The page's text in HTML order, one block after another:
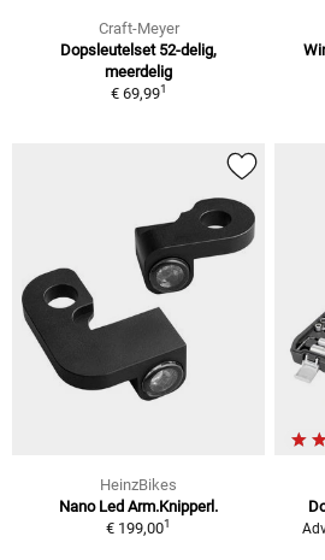
Craft-Meyer
Dopsleutelset 52-delig,
meerdelig
€ 69,991
HeinzBikes
Nano Led Arm.Knipperl.
€ 199,001